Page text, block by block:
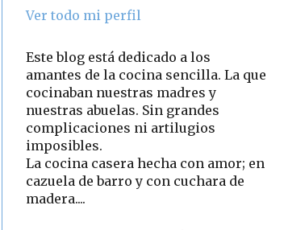
Ver todo mi perfil
Este blog está dedicado a los
amantes de la cocina sencilla. La que
cocinaban nuestras madres y
nuestras abuelas. Sin grandes
complicaciones ni artilugios
imposibles.
La cocina casera hecha con amor; en
cazuela de barro y con cuchara de
madera....